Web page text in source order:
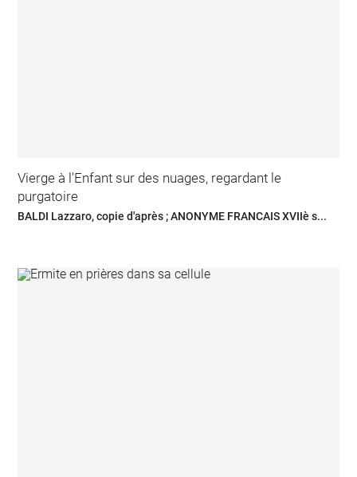
Vierge à l'Enfant sur des nuages, regardant le
purgatoire
BALDI Lazzaro, copie d'après ; ANONYME FRANCAIS XVIIè s...